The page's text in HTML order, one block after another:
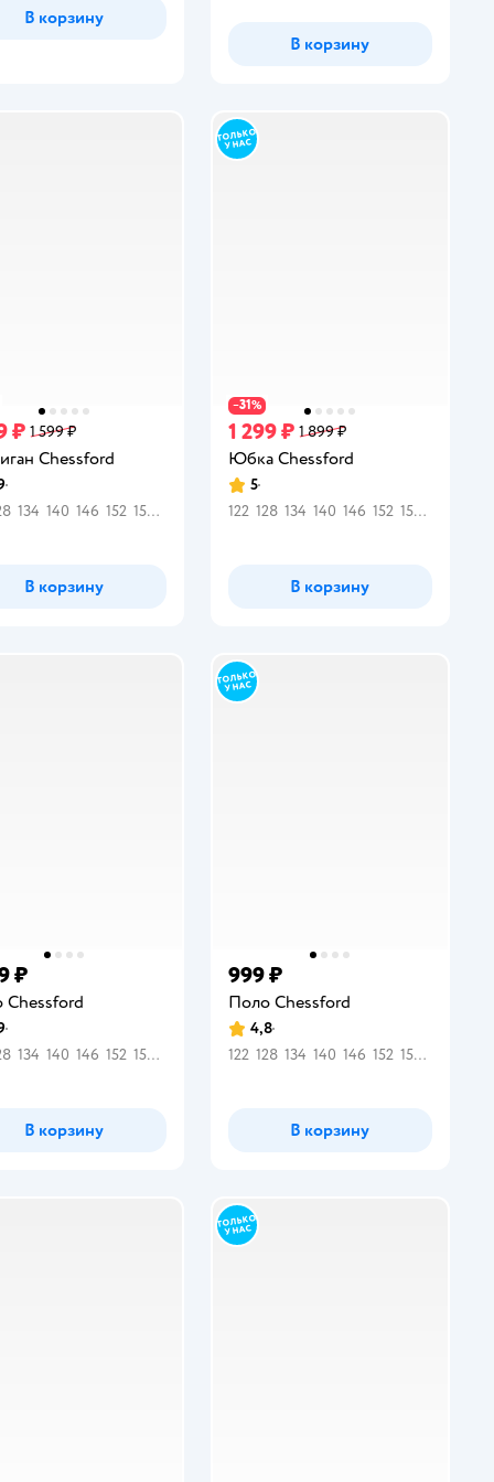
В корзину
В корзину
₽ 1 599 ₽
Chessford
134 140 146 152 158
В корзину
−31%
1 299 ₽ 1 899 ₽
Юбка Chessford
Рейтинг:
5
122 128 134 140 146 152 158
В корзину
₽
Chessford
134 140 146 152 158
В корзину
999 ₽
Поло Chessford
Рейтинг:
4,8
122 128 134 140 146 152 158
В корзину